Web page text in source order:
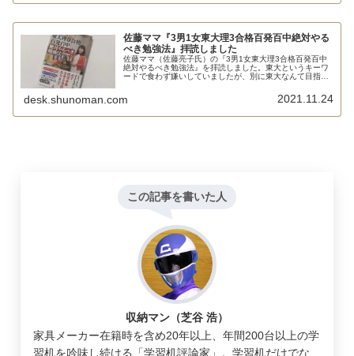
佐藤ママ『3男1女東大理3合格百発百中絶対やる
べき勉強法』拝読しました
佐藤ママ（佐藤亮子氏）の『3男1女東大理3合格百発百中
絶対やるべき勉強法』を拝読しました。東大というキーワ
ードで食わず嫌いしていましたが、別に東大なんて目指さ
desk.shunoman.com 2021.11.24
この記事を書いた人
収納マン（芝谷 浩）
家具メーカー在籍時を含め20年以上、年間200台以上の学
習机を吟味し続ける「学習机評論家」。学習机だけでな